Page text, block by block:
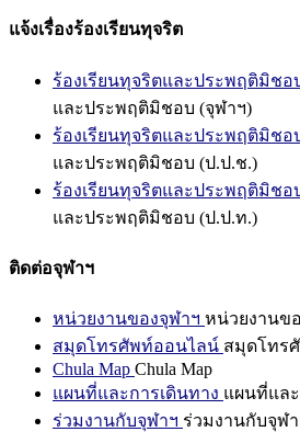
แจ้งเรื่องร้องเรียนทุจริต
ร้องเรียนทุจริตและประพฤติมิชอ
และประพฤติมิชอบ (จุฬาฯ)
ร้องเรียนทุจริตและประพฤติมิชอ
และประพฤติมิชอบ (ป.ป.ช.)
ร้องเรียนทุจริตและประพฤติมิชอ
และประพฤติมิชอบ (ป.ป.ท.)
ติดต่อจุฬาฯ
หน่วยงานของจุฬาฯ หน่วยงานข
สมุดโทรศัพท์ออนไลน์ สมุดโทร
Chula Map Chula Map
แผนที่และการเดินทาง แผนที่แล
ร่วมงานกับจุฬาฯ ร่วมงานกับจุฬ